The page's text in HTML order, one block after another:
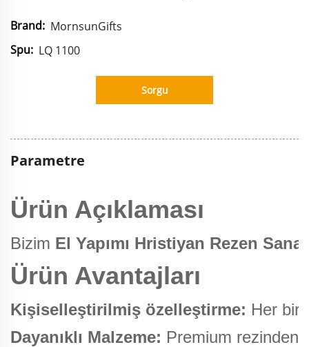
Brand: MornsunGifts
Spu: LQ 1100
Sorgu
Parametre
Ürün Açıklaması
Bizim El Yapımı Hristiyan Rezen
Ürün Avantajları
Kişiselleştirilmiş özelleştirme: Her bir
Dayanıklı Malzeme: Premium rezinden